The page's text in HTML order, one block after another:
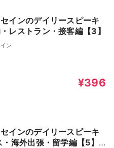
インのデイリースピーキ
レストラン・接客編【3】
ン
¥396
インのデイリースピーキ
海外出張・留学編【5】